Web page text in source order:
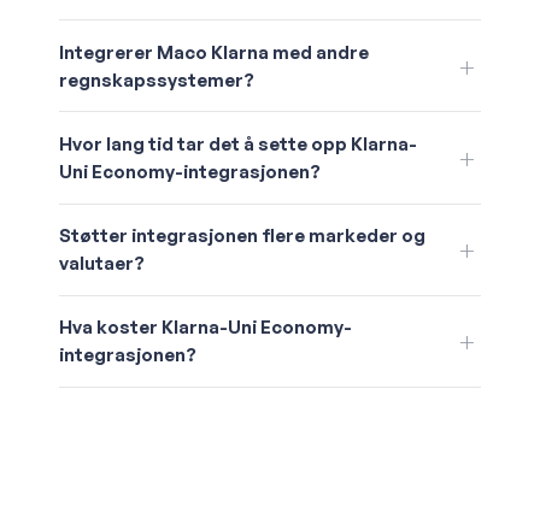
Integrerer Maco Klarna med andre
regnskapssystemer?
Hvor lang tid tar det å sette opp Klarna-
Uni Economy-integrasjonen?
Støtter integrasjonen flere markeder og
valutaer?
Hva koster Klarna-Uni Economy-
integrasjonen?